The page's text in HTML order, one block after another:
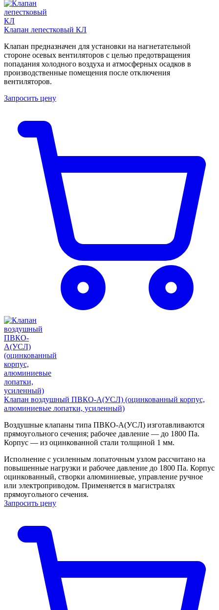
Клапан лепестковый КЛ
Клапан предназначен для установки на нагнетательной
стороне осевых вентиляторов с целью предотвращения
попадания холодного воздуха и атмосферных осадков в
производственные помещения после отключения
вентиляторов.
Запросить цену
Клапан воздушный ПВКО-А(УСЛ) (оцинкованный корпус,
алюминиевые лопатки, усиленный)
Воздушные клапаны типа ПВКО-А(УСЛ) изготавливаются
прямоугольного сечения; рабочее давление — до 1800 Па.
Корпус — из оцинкованной стали толщиной 1 мм.
Исполнение с усиленным лопаточным узлом рассчитано на
повышенные нагрузки и рабочее давление до 1800 Па. Корпус
оцинкованный, створки алюминиевые, управление ручное
или электроприводом. Применяется в магистралях
прямоугольного сечения.
Запросить цену